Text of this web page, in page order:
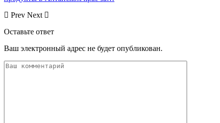
Prev Next
Оставьте ответ
Ваш электронный адрес не будет опубликован.